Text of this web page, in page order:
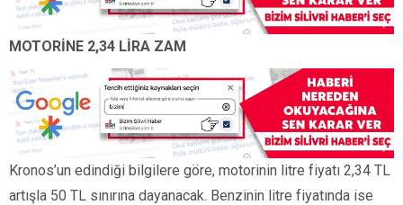
MOTORİNE 2,34 LİRA ZAM
Kronos’un edindiği bilgilere göre, motorinin litre fiyatı 2,34 TL
artışla 50 TL sınırına dayanacak. Benzinin litre fiyatında ise